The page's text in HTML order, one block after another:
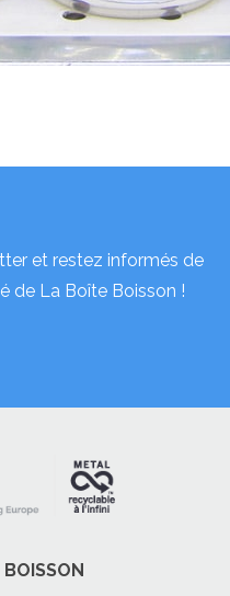
et restez informés de
de La Boîte Boisson !